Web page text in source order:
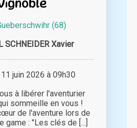
(68)
SCHNEIDER Xavier
juin 2026 à 09h30
à libérer l'aventurier
sommeille en vous !
de l'aventure lors de
game : "Les clés de [...]